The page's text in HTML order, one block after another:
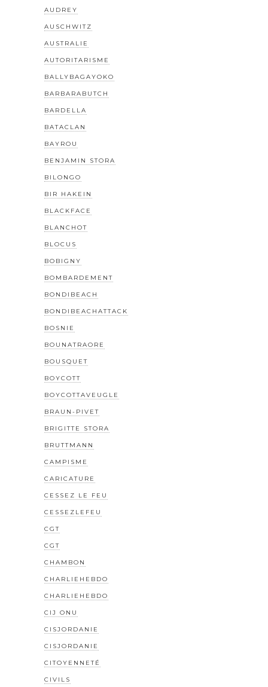
AUDREY
AUSCHWITZ
AUSTRALIE
AUTORITARISME
BALLYBAGAYOKO
BARBARABUTCH
BARDELLA
BATACLAN
BAYROU
BENJAMIN STORA
BILONGO
BIR HAKEIN
BLACKFACE
BLANCHOT
BLOCUS
BOBIGNY
BOMBARDEMENT
BONDIBEACH
BONDIBEACHATTACK
BOSNIE
BOUNATRAORE
BOUSQUET
BOYCOTT
BOYCOTTAVEUGLE
BRAUN-PIVET
BRIGITTE STORA
BRUTTMANN
CAMPISME
CARICATURE
CESSEZ LE FEU
CESSEZLEFEU
CGT
CGT
CHAMBON
CHARLIEHEBDO
CHARLIEHEBDO
CIJ ONU
CISJORDANIE
CISJORDANIE
CITOYENNETÉ
CIVILS